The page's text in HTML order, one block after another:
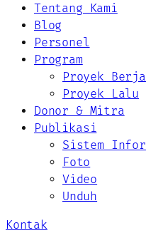
Tentang Kami
Blog
Personel
Program
Proyek
Proyek Lalu
Donor & Mitra
Publikasi
Sistem
Foto
Video
Unduh
Kontak